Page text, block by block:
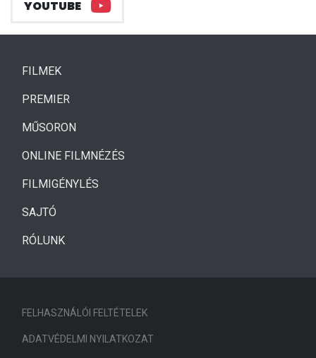
YOUTUBE
FILMEK(CURRENT)
PREMIER
MŰSORON
ONLINE FILMNÉZÉS
FILMIGÉNYLÉS
SAJTÓ
RÓLUNK
FELHASZNÁLÓI FELTÉTELEK
ADATVÉDELMI NYILATKOZAT